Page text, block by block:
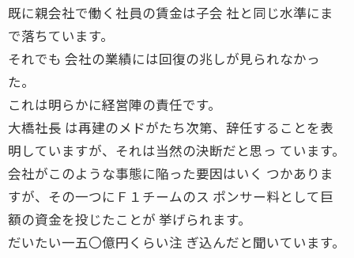
既に親会社で働く社員の賃金は子会 社と同じ水準にま
で落ちています。
それでも 会社の業績には回復の兆しが見られなかっ
た。
これは明らかに経営陣の責任です。
大橋社長 は再建のメドがたち次第、辞任することを表
明していますが、それは当然の決断だと思っ ています。
会社がこのような事態に陥った要因はいく つかありま
すが、その一つにＦ１チームのス ポンサー料として巨
額の資金を投じたことが 挙げられます。
だいたい一五〇億円くらい注 ぎ込んだと聞いています。